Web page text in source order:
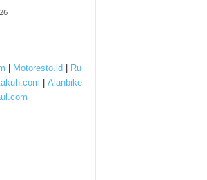
Motoresto.id
Ru
Alanbike